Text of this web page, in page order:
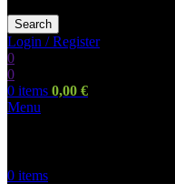
Search
Login / Register
0
0
0 items 0,00 €
Menu
0 items